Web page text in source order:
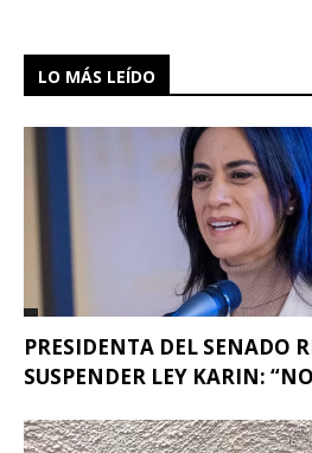
LO MÁS LEÍDO
PRESIDENTA DEL SENADO
SUSPENDER LEY KARIN: